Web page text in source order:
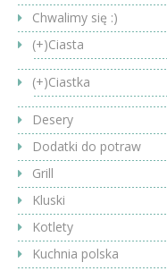
Chwalimy się :)
(+)Ciasta
(+)Ciastka
Desery
Dodatki do potraw
Grill
Kluski
Kotlety
Kuchnia polska